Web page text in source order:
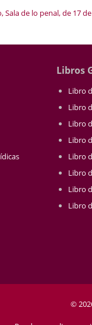
de lo penal, de 17
Libros
Libro
Libro
Libro
Libro
Libro
Libro
Libro
Libro
©